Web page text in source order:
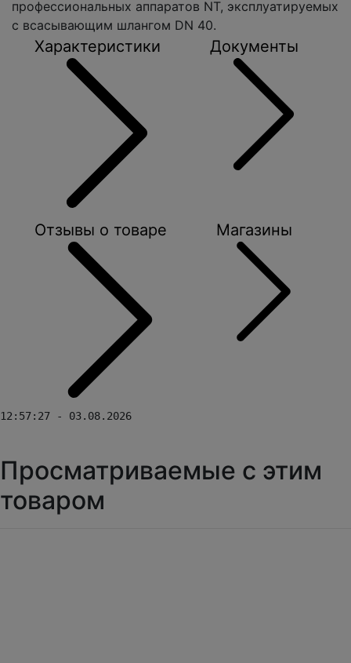
профессиональных аппаратов NT, эксплуатируемых
с всасывающим шлангом DN 40.
Характеристики Документы
Отзывы о товаре Магазины
12:57:27 - 03.08.2026
Просматриваемые с этим
товаром